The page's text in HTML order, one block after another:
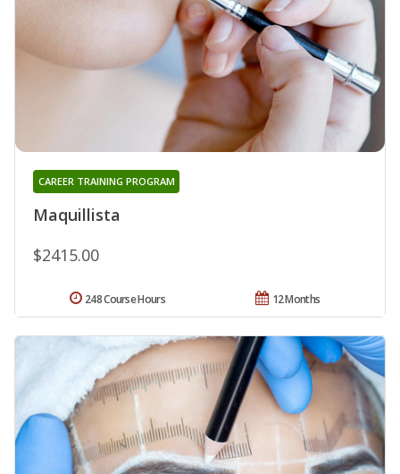
Maquillista
CAREER TRAINING PROGRAM
$2415.00
12 Months
248 Course Hours